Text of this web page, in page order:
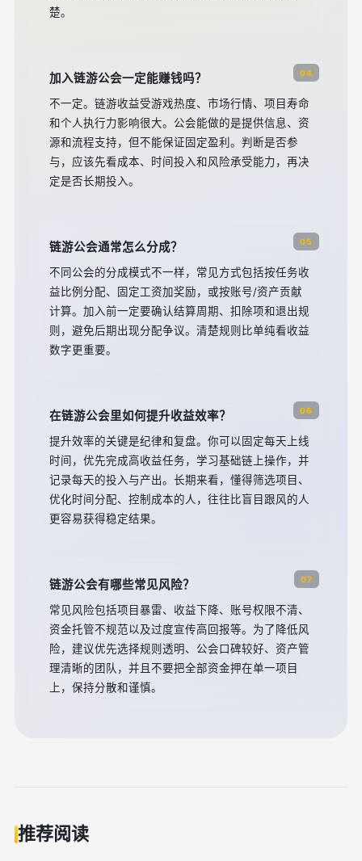
楚。
04
加入链游公会一定能赚钱吗？
不一定。链游收益受游戏热度、市场行情、项目寿命
和个人执行力影响很大。公会能做的是提供信息、资
源和流程支持，但不能保证固定盈利。判断是否参
与，应该先看成本、时间投入和风险承受能力，再决
定是否长期投入。
05
链游公会通常怎么分成？
不同公会的分成模式不一样，常见方式包括按任务收
益比例分配、固定工资加奖励，或按账号/资产贡献
计算。加入前一定要确认结算周期、扣除项和退出规
则，避免后期出现分配争议。清楚规则比单纯看收益
数字更重要。
06
在链游公会里如何提升收益效率？
提升效率的关键是纪律和复盘。你可以固定每天上线
时间，优先完成高收益任务，学习基础链上操作，并
记录每天的投入与产出。长期来看，懂得筛选项目、
优化时间分配、控制成本的人，往往比盲目跟风的人
更容易获得稳定结果。
07
链游公会有哪些常见风险？
常见风险包括项目暴雷、收益下降、账号权限不清、
资金托管不规范以及过度宣传高回报等。为了降低风
险，建议优先选择规则透明、公会口碑较好、资产管
理清晰的团队，并且不要把全部资金押在单一项目
上，保持分散和谨慎。
推荐阅读